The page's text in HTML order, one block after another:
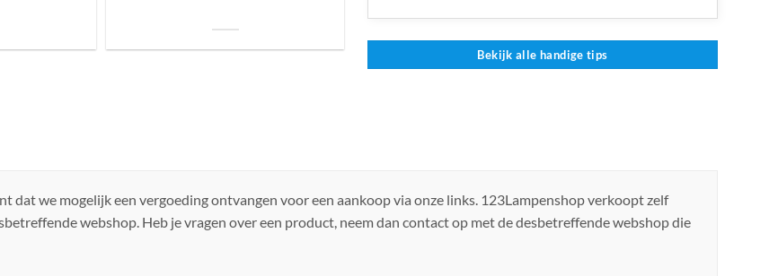
Bekijk alle handige tips
dat we mogelijk een vergoeding ontvangen voor een aankoop via onze links. 123Lampenshop verkoopt zelf
webshop. Heb je vragen over een product, neem dan contact op met de desbetreffende webshop die